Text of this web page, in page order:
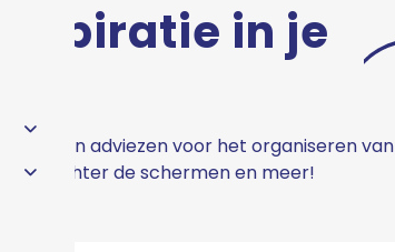
inspiratie in je
trends en adviezen voor het organiseren van
achter de schermen en meer!